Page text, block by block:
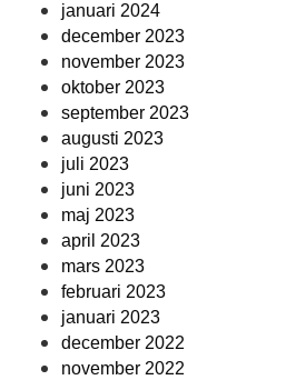
januari 2024
december 2023
november 2023
oktober 2023
september 2023
augusti 2023
juli 2023
juni 2023
maj 2023
april 2023
mars 2023
februari 2023
januari 2023
december 2022
november 2022